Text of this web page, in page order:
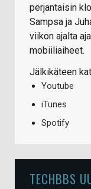
perjantaisin
Sampsa ja
viikon ajalta
mobiiliaiheet.
Jälkikäteen
Youtube
iTunes
Spotify
TECHBBS